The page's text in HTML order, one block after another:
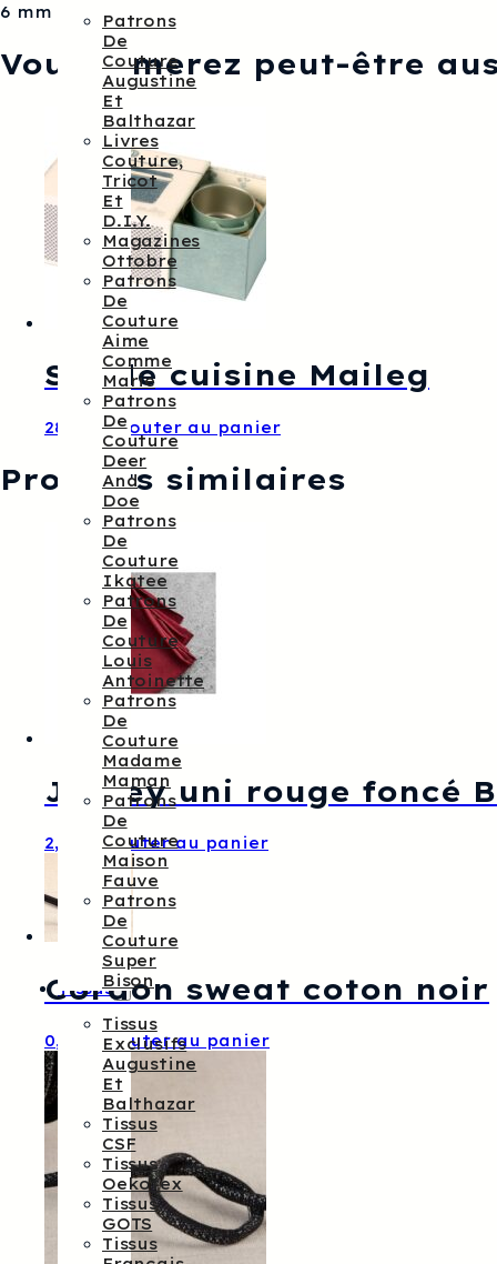
Patrons
De
Couture
Augustine
Et
Balthazar
Livres
Couture,
Tricot
Et
D.I.Y.
Magazines
Ottobre
Patrons
De
Couture
Aime
Comme
Marie
Patrons
De
Couture
Deer
And
Doe
Patrons
De
Couture
Ikatee
Patrons
De
Couture
Louis
Antoinette
Patrons
De
Couture
Madame
Maman
Patrons
De
Couture
Maison
Fauve
Patrons
De
Couture
Super
Bison
Tissus
Tissus
Exclusifs
Augustine
Et
Balthazar
Tissus
CSF
Tissus
Oekotex
Tissus
GOTS
Tissus
6 mm
Vous aimerez peut-être
Set de cuisine Maileg
28,00 € Ajouter au panier
Produits similaires
Jersey uni rouge foncé
2,20 Ajouter au panier
Cordon sweat coton noir
0,20 Ajouter au panier